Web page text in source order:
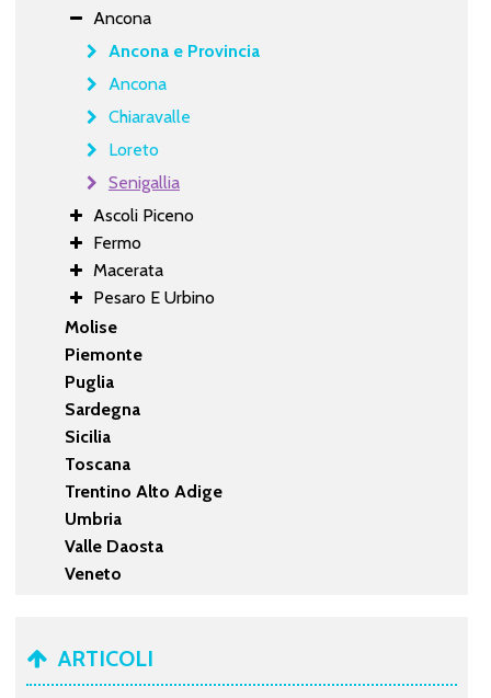
Ancona
Ancona e Provincia
Ancona
Chiaravalle
Loreto
Senigallia
Ascoli Piceno
Fermo
Macerata
Pesaro E Urbino
Molise
Piemonte
Puglia
Sardegna
Sicilia
Toscana
Trentino Alto Adige
Umbria
Valle Daosta
Veneto
ARTICOLI